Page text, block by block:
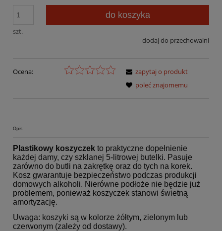
szt.
do koszyka
dodaj do przechowalni
Ocena:
zapytaj o produkt
poleć znajomemu
Opis
Plastikowy koszyczek to praktyczne dopełnienie
każdej damy, czy szklanej 5-litrowej butelki. Pasuje
zarówno do butli na zakrętkę oraz do tych na korek.
Kosz gwarantuje bezpieczeństwo podczas produkcji
domowych alkoholi. Nierówne podłoże nie będzie już
problemem, ponieważ koszyczek stanowi świetną
amortyzację.
Uwaga: koszyki są w kolorze żółtym, zielonym lub
czerwonym (zależy od dostawy).